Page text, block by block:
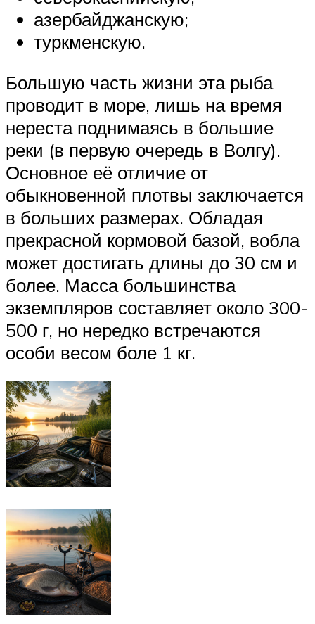
азербайджанскую;
туркменскую.
Большую часть жизни эта рыба
проводит в море, лишь на время
нереста поднимаясь в большие
реки (в первую очередь в Волгу).
Основное её отличие от
обыкновенной плотвы заключается
в больших размерах. Обладая
прекрасной кормовой базой, вобла
может достигать длины до 30 см и
более. Масса большинства
экземпляров составляет около 300-
500 г, но нередко встречаются
особи весом боле 1 кг.